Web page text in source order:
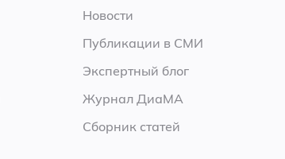
Новости
Публикации в СМИ
Экспертный блог
Журнал ДиаМА
Сборник статей